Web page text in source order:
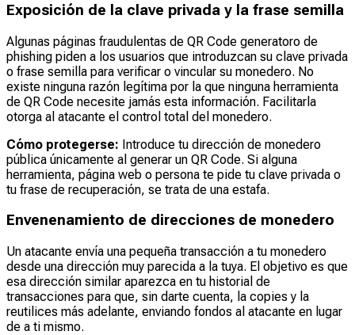
Exposición de la clave privada y la frase semilla
Algunas páginas fraudulentas de QR Code generatoro de
phishing piden a los usuarios que introduzcan su clave privada
o frase semilla para verificar o vincular su monedero. No
existe ninguna razón legítima por la que ninguna herramienta
de QR Code necesite jamás esta información. Facilitarla
otorga al atacante el control total del monedero.
Cómo protegerse: Introduce tu dirección de monedero
pública únicamente al generar un QR Code. Si alguna
herramienta, página web o persona te pide tu clave privada o
tu frase de recuperación, se trata de una estafa.
Envenenamiento de direcciones de monedero
Un atacante envía una pequeña transacción a tu monedero
desde una dirección muy parecida a la tuya. El objetivo es que
esa dirección similar aparezca en tu historial de
transacciones para que, sin darte cuenta, la copies y la
reutilices más adelante, enviando fondos al atacante en lugar
de a ti mismo.